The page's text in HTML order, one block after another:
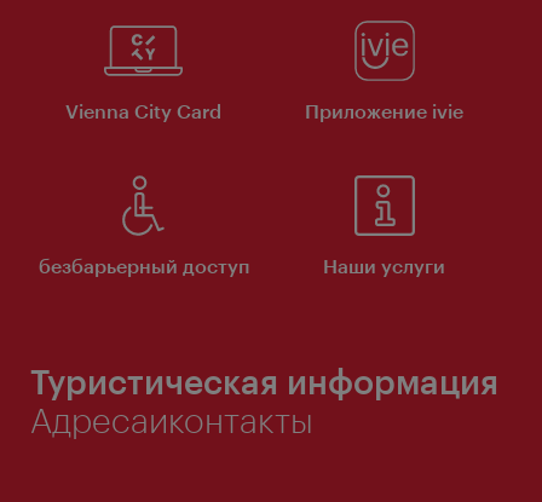
Vienna City Card Приложение ivie
безбарьерный доступ Наши услуги
Туристическая информация
Адресаиконтакты